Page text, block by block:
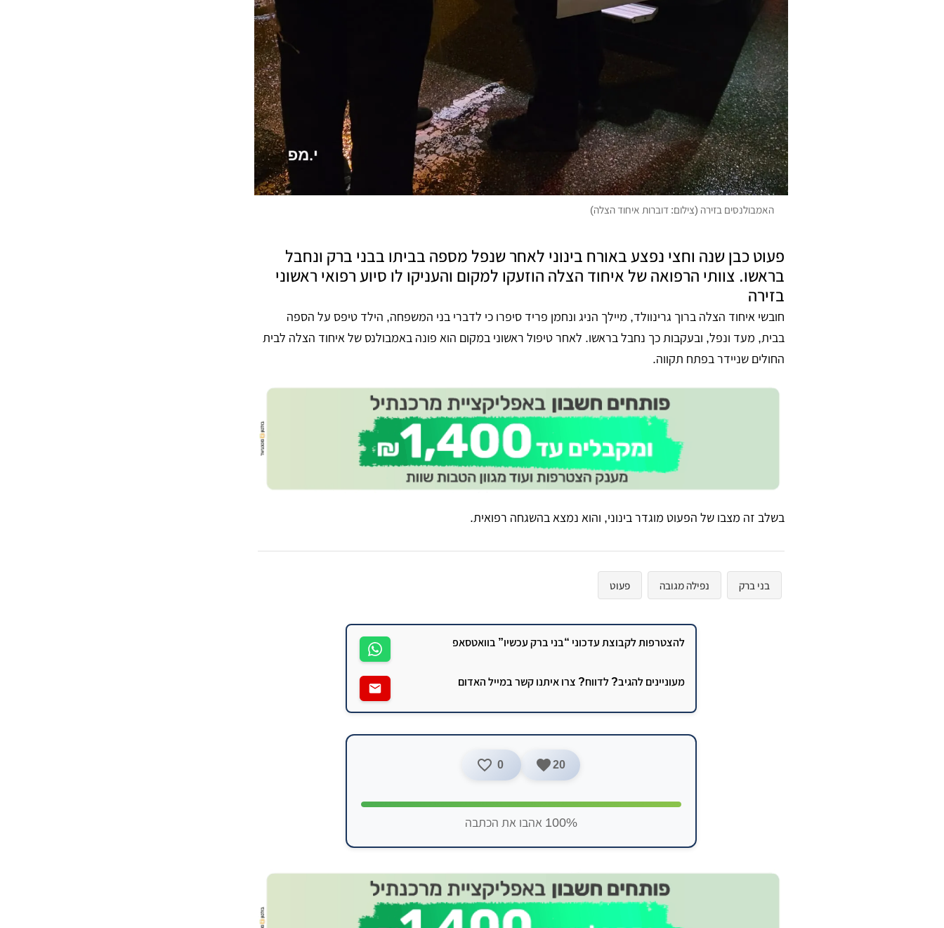
האמבולנסים בזירה (צילום: דוברות איחוד הצלה)
פעוט כבן שנה וחצי נפצע באורח בינוני לאחר שנפל מספה בביתו בבני ברק ונחבל
בראשו. צוותי הרפואה של איחוד הצלה הוזעקו למקום והעניקו לו סיוע רפואי ראשוני
בזירה
חובשי איחוד הצלה ברוך גרינוולד, מיילך הניג ונחמן פריד סיפרו כי לדברי בני המשפחה, הילד טיפס על הספה
בבית, מעד ונפל, ובעקבות כך נחבל בראשו. לאחר טיפול ראשוני במקום הוא פונה באמבולנס של איחוד הצלה לבית
החולים שניידר בפתח תקווה.
בשלב זה מצבו של הפעוט מוגדר בינוני, והוא נמצא בהשגחה רפואית.
בני ברק נפילה מגובה פעוט
להצטרפות לקבוצת עדכוני “בני ברק עכשיו” בוואטסאפ
מעוניינים להגיב? לדווח? צרו איתנו קשר במייל האדום
20
0
100% אהבו את הכתבה